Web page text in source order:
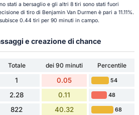
stati a bersaglio e gli altri 8 tiri sono stati fuori
di tiro di Benjamin Van Durmen è pari a 11.11%.
0.44 tiri per 90 minuti in campo.
e creazione di chance
Totale dei 90 minuti
Percentile
1 0.05 54
2.28 0.11 48
822 40.32 68